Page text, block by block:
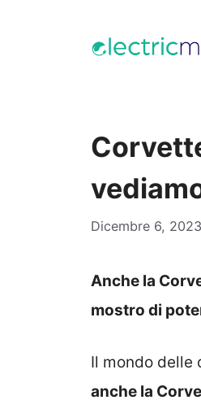
Dicembre 6, 2023
Anche la
mostro di
Il mondo delle
anche la